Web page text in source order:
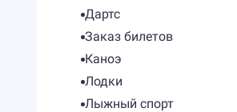
Дартс
Заказ билетов
Каноэ
Лодки
Лыжный спорт